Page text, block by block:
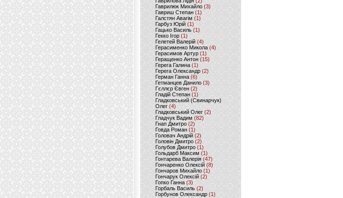
Гаврилюк Михайло (3)
Гавриш Степан (1)
Галстян Авагім (1)
Гарбуз Юрій (1)
Гацько Василь (1)
Гекко Ігор(1)
Гелетей Валерій (4)
Герасименко Микола (4)
Герасимов Артур (1)
Геращенко Антон(15)
Герега Галина (1)
Герега Олександр (2)
Герман Ганна (6)
Гетманцев Данило (3)
Гєллєр Євген (2)
Гладій Степан(1)
Гладковський (Свинарчук)
Олег (4)
Гладковський Олег (2)
Гладчук Вадим (82)
Гнап Дмитро (2)
Говда Роман(1)
Головач Андрій (2)
Головін Дмитро (2)
Голубов Дмитро (1)
Гольдарб Максим(1)
Гонтарева Валерія (47)
Гончаренко Олексій(8)
Гончаров Михайло (1)
Гончарук Олексій (2)
Гопко Ганна (3)
Горбаль Василь (2)
Горбунов Олександр (1)